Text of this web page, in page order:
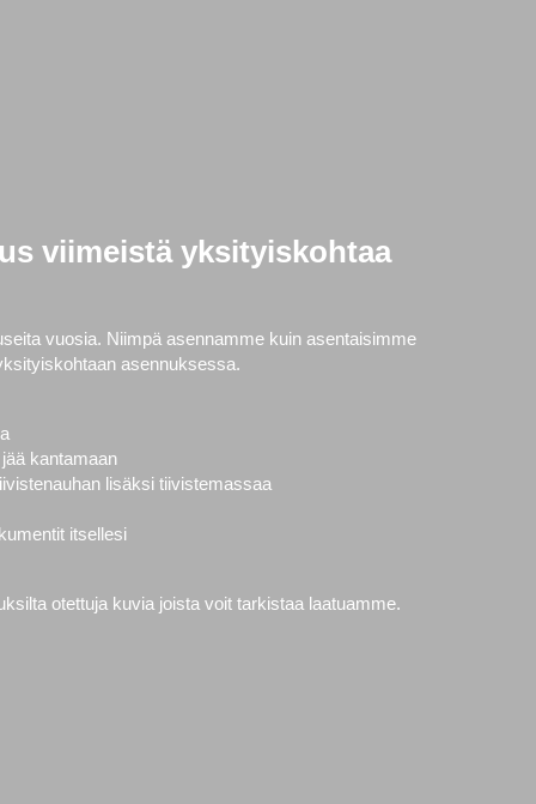
viimeistä yksityiskohtaa
vuosia. Niimpä asennamme kuin asentaisimme
asennuksessa.
kantamaan
lisäksi tiivistemassaa
itsellesi
otettuja kuvia joista voit tarkistaa laatuamme.